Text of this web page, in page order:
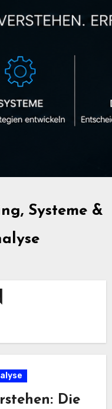
Systeme &
Die